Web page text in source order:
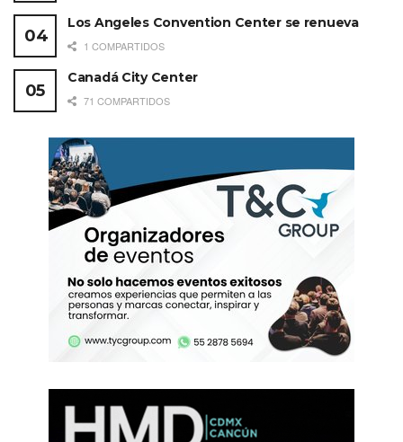
Los Angeles Convention Center se renueva
1 COMPARTIDOS
Canadá City Center
71 COMPARTIDOS